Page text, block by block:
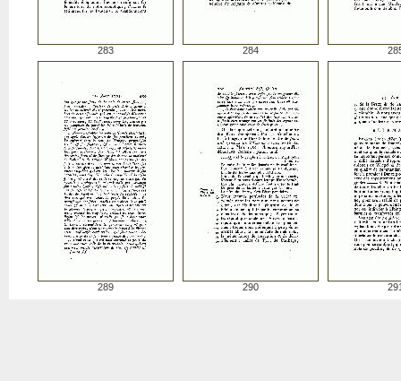
283 284
289 290